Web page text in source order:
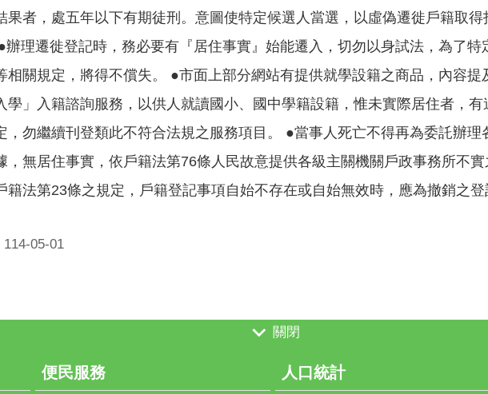
果者，處五年以下有期徒刑。意圖使特定候選人當選，以虛偽遷徙戶籍取
辦理遷徙登記時，務必要有『居住事實』始能遷入，切勿以身試法，為了
相關規定，將得不償失。 ●市面上部分網站有提供就學設籍之商品，內容
學」入籍諮詢服務，以供人就讀國小、國中學籍設籍，惟未實際居住者，
，勿繼續刊登類此不符合法規之服務項目。 ●當事人死亡不得再為委託辦
，無居住事實，依戶籍法第76條人民故意提供各級主關機關戶政事務所不
籍法第23條之規定，戶籍登記事項自始不存在或自始無效時，應為撤銷之登
05-01
關閉
便民服務 人口統計